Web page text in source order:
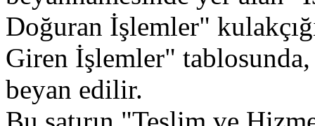
Doğuran İşlemler"
Giren İşlemler" tablosunda,
beyan edilir.